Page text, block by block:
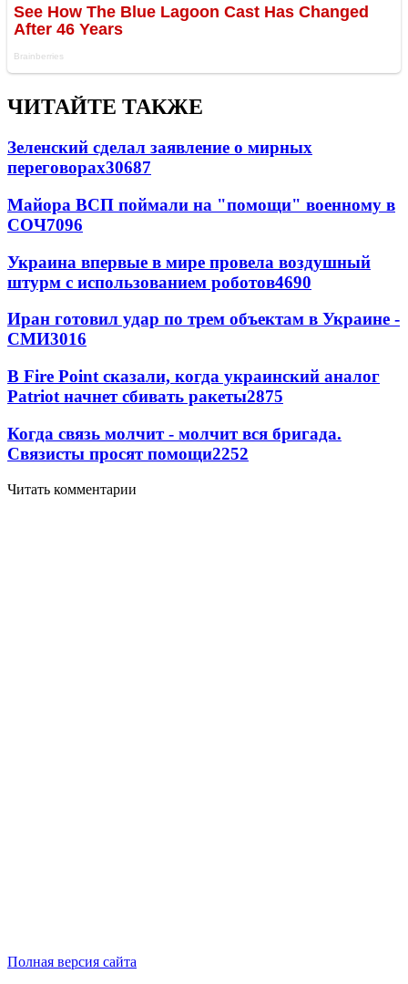
ЧИТАЙТЕ ТАКЖЕ
Зеленский сделал заявление о мирных
переговорах30687
Майора ВСП поймали на "помощи" военному в
СОЧ7096
Украина впервые в мире провела воздушный
штурм с использованием роботов4690
Иран готовил удар по трем объектам в Украине -
СМИ3016
В Fire Point сказали, когда украинский аналог
Patriot начнет сбивать ракеты2875
Когда связь молчит - молчит вся бригада.
Связисты просят помощи2252
Читать комментарии
Полная версия сайта